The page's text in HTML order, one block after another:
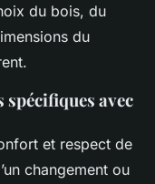
du bois, du
du
avec
et respect de
changement ou